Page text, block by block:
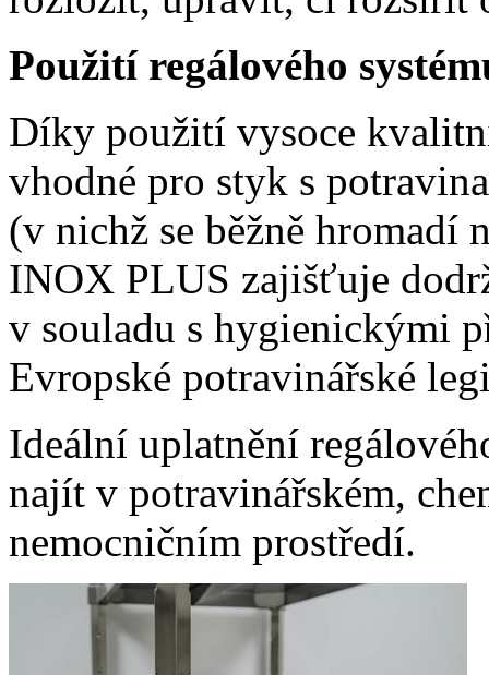
Použití regálového
Díky použití vysoce
vhodné pro styk s
(v nichž se běžně hromadí
INOX PLUS zajišťuje
v souladu s hygienickými
Evropské potravinářské
Ideální uplatnění
najít v potravinářském,
nemocničním prostředí.